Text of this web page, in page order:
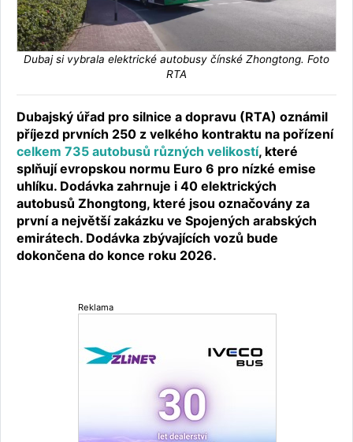
Dubaj si vybrala elektrické autobusy čínské Zhongtong. Foto
RTA
Dubajský úřad pro silnice a dopravu (RTA) oznámil
příjezd prvních 250 z velkého kontraktu na pořízení
celkem 735 autobusů různých velikostí, které
splňují evropskou normu Euro 6 pro nízké emise
uhlíku. Dodávka zahrnuje i 40 elektrických
autobusů Zhongtong, které jsou označovány za
první a největší zakázku ve Spojených arabských
emirátech. Dodávka zbývajících vozů bude
dokončena do konce roku 2026.
Reklama